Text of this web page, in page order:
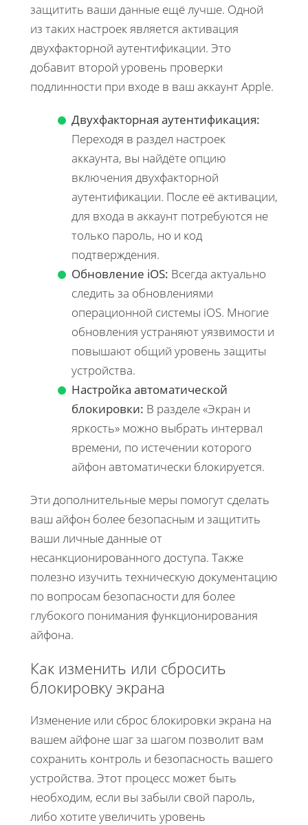
защитить ваши данные ещё лучше. Одной
из таких настроек является активация
двухфакторной аутентификации. Это
добавит второй уровень проверки
подлинности при входе в ваш аккаунт Apple.
Двухфакторная аутентификация:
Переходя в раздел настроек
аккаунта, вы найдёте опцию
включения двухфакторной
аутентификации. После её активации,
для входа в аккаунт потребуются не
только пароль, но и код
подтверждения.
Обновление iOS: Всегда актуально
следить за обновлениями
операционной системы iOS. Многие
обновления устраняют уязвимости и
повышают общий уровень защиты
устройства.
Настройка автоматической
блокировки: В разделе «Экран и
яркость» можно выбрать интервал
времени, по истечении которого
айфон автоматически блокируется.
Эти дополнительные меры помогут сделать
ваш айфон более безопасным и защитить
ваши личные данные от
несанкционированного доступа. Также
полезно изучить техническую документацию
по вопросам безопасности для более
глубокого понимания функционирования
айфона.
Как изменить или сбросить
блокировку экрана
Изменение или сброс блокировки экрана на
вашем айфоне шаг за шагом позволит вам
сохранить контроль и безопасность вашего
устройства. Этот процесс может быть
необходим, если вы забыли свой пароль,
либо хотите увеличить уровень